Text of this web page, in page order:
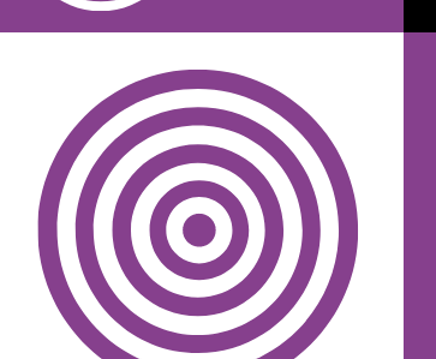
DISCIPLINE
CORPULENCE
ANNÉE DE
NAISSANCE